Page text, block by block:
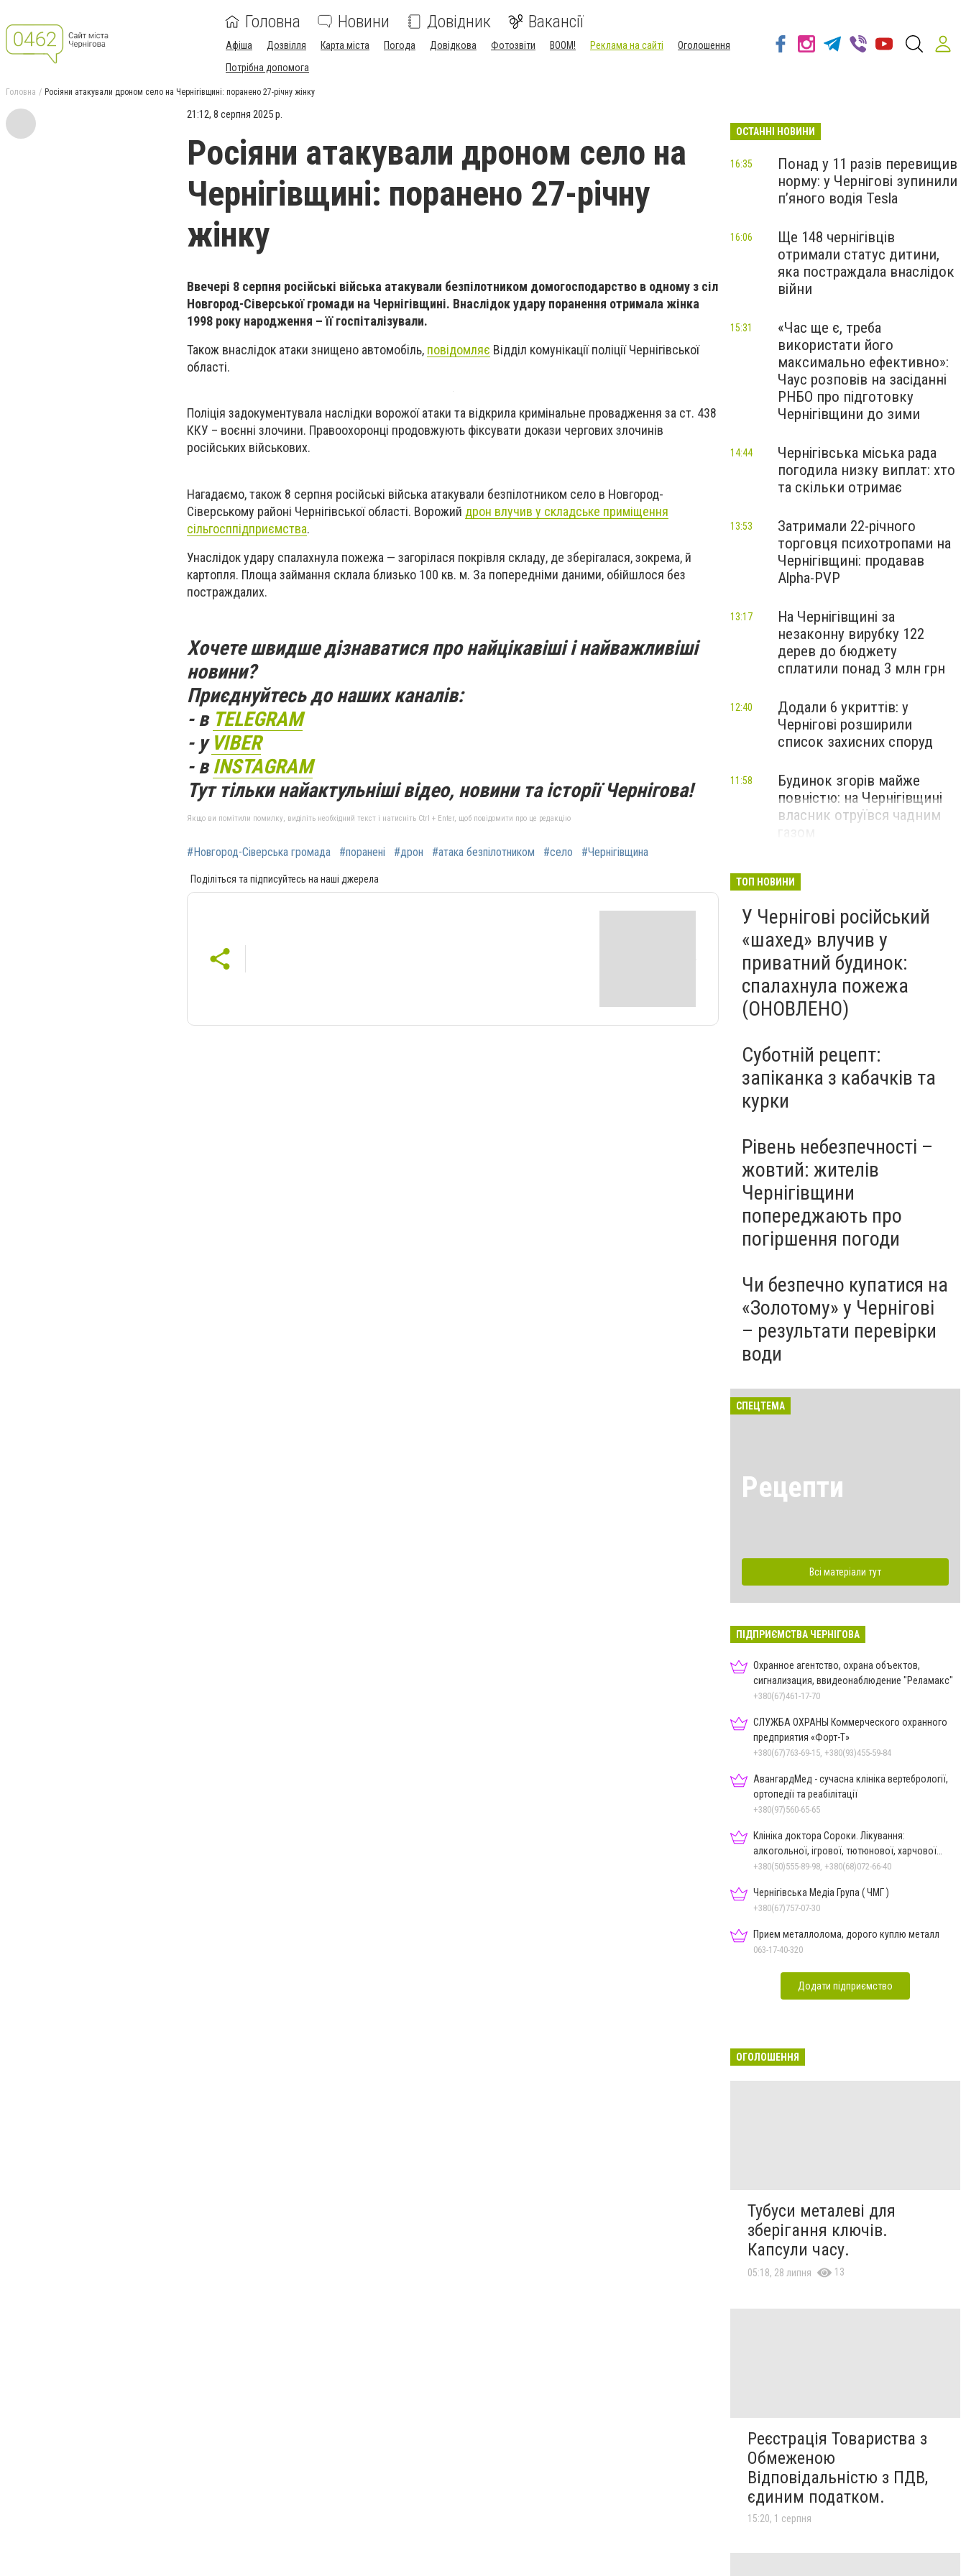
Головна Новини Довідник Вакансії
Афіша Дозвілля Карта міста Погода Довідкова Фотозвіти BOOM! Реклама на сайті
Оголошення
Потрібна допомога
Головна Росіяни атакували дроном село на Чернігівщині: поранено 27-річну жінку
21:12, 8 серпня 2025 р.
Росіяни атакували дроном село на
Чернігівщині: поранено 27-річну
жінку
Ввечері 8 серпня російські війська атакували безпілотником домогосподарство в одному з сіл
Новгород-Сіверської громади на Чернігівщині. Внаслідок удару поранення отримала жінка
1998 року народження – її госпіталізували.
Також внаслідок атаки знищено автомобіль, повідомляє Відділ комунікації поліції Чернігівської
області.
Поліція задокументувала наслідки ворожої атаки та відкрила кримінальне провадження за ст. 438
ККУ – воєнні злочини. Правоохоронці продовжують фіксувати докази чергових злочинів
російських військових.
Нагадаємо, також 8 серпня російські війська атакували безпілотником село в Новгород-
Сіверському районі Чернігівської області. Ворожий дрон влучив у складське приміщення
сільгосппідприємства.
Унаслідок удару спалахнула пожежа — загорілася покрівля складу, де зберігалася, зокрема, й
картопля. Площа займання склала близько 100 кв. м. За попередніми даними, обійшлося без
постраждалих.
Хочете швидше дізнаватися про найцікавіші і найважливіші
новини?
Приєднуйтесь до наших каналів:
- в TELEGRAM
- у VIBER
- вINSTAGRAM
Тут тільки найактульніші відео, новини та історії Чернігова!
Якщо ви помітили помилку, виділіть необхідний текст і натисніть Ctrl + Enter, щоб повідомити про це редакцію
#Новгород-Сіверська громада #поранені #дрон #атака безпілотником #село #Чернігівщина
Поділіться та підписуйтесь на наші джерела
ОСТАННІ НОВИНИ
Понад у 11 разів перевищив
норму: у Чернігові зупинили
пʼяного водія Tesla
16:35
Ще 148 чернігівців
отримали статус дитини,
яка постраждала внаслідок
війни
16:06
«Час ще є, треба
використати його
максимально ефективно»:
Чаус розповів на засіданні
РНБО про підготовку
Чернігівщини до зими
15:31
Чернігівська міська рада
погодила низку виплат: хто
та скільки отримає
14:44
Затримали 22-річного
торговця психотропами на
Чернігівщині: продавав
Alpha-PVP
13:53
На Чернігівщині за
незаконну вирубку 122
дерев до бюджету
сплатили понад 3 млн грн
13:17
Додали 6 укриттів: у
Чернігові розширили
список захисних споруд
12:40
Будинок згорів майже
повністю: на Чернігівщині
власник отруївся чадним
11:58
ТОП НОВИНИ
У Чернігові російський
«шахед» влучив у
приватний будинок:
спалахнула пожежа
(ОНОВЛЕНО)
Суботній рецепт:
запіканка з кабачків та
курки
Рівень небезпечності –
жовтий: жителів
Чернігівщини
попереджають про
погіршення погоди
Чи безпечно купатися на
«Золотому» у Чернігові
– результати перевірки
води
СПЕЦТЕМА
Рецепти
Всі матеріали тут
ПІДПРИЄМСТВА ЧЕРНІГОВА
Охранное агентство, охрана объектов,
сигнализация, ввидеонаблюдение "Реламакс"
+380(67)461-17-70
СЛУЖБА ОХРАНЫ Коммерческого охранного
предприятия «Форт-Т»
+380(67)763-69-15, +380(93)455-59-84
АвангардМед - сучасна клініка вертебрології,
ортопедії та реабілітації
+380(97)560-65-65
Клініка доктора Сороки. Лікування:
алкогольної, ігрової, тютюнової, харчової
залежностей, неврозів т
+380(50)555-89-98, +380(68)072-66-40
Чернігівська Медіа Група ( ЧМГ )
+380(67)757-07-30
Прием металлолома, дорого куплю металл
063-17-40-320
Додати підприємство
ОГОЛОШЕННЯ
Тубуси металеві для
зберігання ключів.
Капсули часу.
05:18, 28 липня 13
Реєстрація Товариства з
Обмеженою
Відповідальністю з ПДВ,
єдиним податком.
15:20, 1 серпня